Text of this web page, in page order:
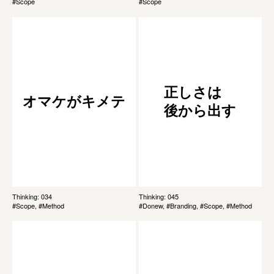
オマケがキメテ
Thinking: 034
#Scope, #Method
正しさは
後から出す
Thinking: 045
#Donew, #Branding, #Scope, #Method